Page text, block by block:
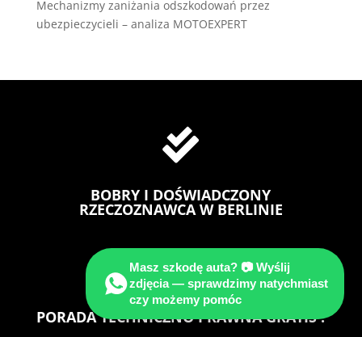
Mechanizmy zaniżania odszkodowań przez
ubezpieczycieli – analiza MOTOEXPERT

BOBRY I DOŚWIADCZONY
RZECZOZNAWCA W BERLINIE

PORADA TECHNICZNO PRAWNA GRATIS !
Masz szkodę auta? 📷 Wyślij
zdjęcia — sprawdzimy natychmiast
czy możemy pomóc